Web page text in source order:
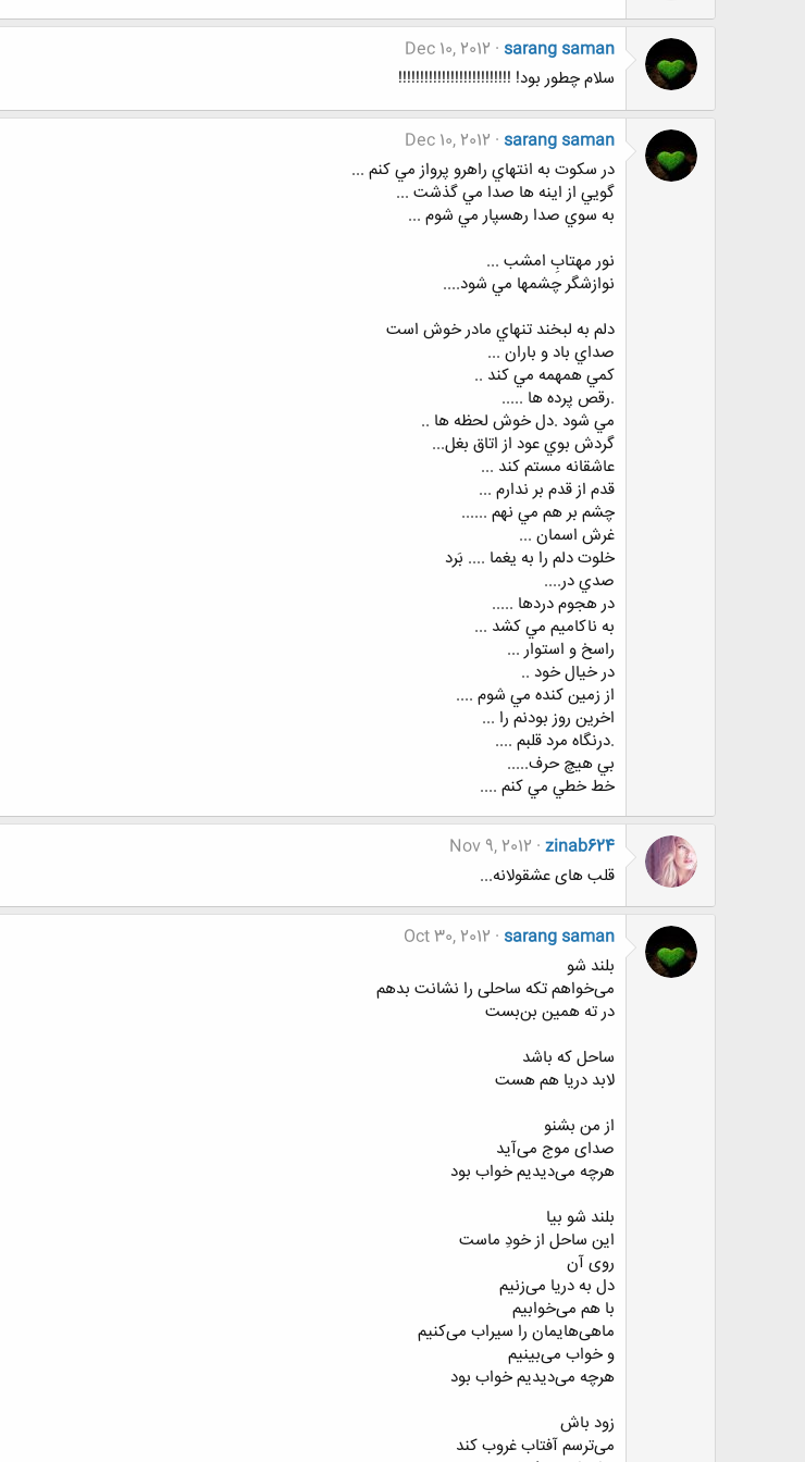
sarang saman
Dec 10, 2012
سلام چطور بود! !!!!!!!!!!!!!!!!!!!!!!!!!!
sarang saman
Dec 10, 2012
ﺩﺭ ﺳﻜﻮﺕ ﺑﻪ ﺍﻧﺘﻬﺎﻱ ﺭﺍﻫﺮﻭ ﭘﺮﻭﺍﺯ ﻣﻲ ﻛﻨﻢ ...
ﮔﻮﻳﻲ ﺍﺯ ﺍﻳﻨﻪ ﻫﺎ ﺻﺪﺍ ﻣﻲ ﮔﺬﺷﺖ ...
ﺑﻪ ﺳﻮﻱ ﺻﺪﺍ ﺭﻫﺴﭙﺎﺭ ﻣﻲ ﺷﻮﻡ ...
ﻧﻮﺭ ﻣﻬﺘﺎﺏِ ﺍﻣﺸﺐ ...
ﻧﻮﺍﺯﺷﮕﺮ ﭼﺸﻤﻬﺎ ﻣﻲ ﺷﻮﺩ....
ﺩﻟﻢ ﺑﻪ ﻟﺒﺨﻨﺪ ﺗﻨﻬﺎﻱ ﻣﺎﺩﺭ ﺧﻮﺵ ﺍﺳﺖ
ﺻﺪﺍﻱ ﺑﺎﺩ ﻭ ﺑﺎﺭﺍﻥ ...
ﻛﻤﻲ ﻫﻤﻬﻤﻪ ﻣﻲ ﻛﻨﺪ ..
.ﺭﻗﺺ ﭘﺮﺩﻩ ﻫﺎ .....
ﻣﻲ ﺷﻮﺩ .ﺩﻝ ﺧﻮﺵ ﻟﺤﻈﻪ ﻫﺎ ..
ﮔﺮﺩﺵ ﺑﻮﻱ ﻋﻮﺩ ﺍﺯ ﺍﺗﺎﻕ ﺑﻐﻞ...
ﻋﺎﺷﻘﺎﻧﻪ ﻣﺴﺘﻢ ﻛﻨﺪ ...
ﻗﺪﻡ ﺍﺯ ﻗﺪﻡ ﺑﺮ ﻧﺪﺍﺭﻡ ...
ﭼﺸﻢ ﺑﺮ ﻫﻢ ﻣﻲ ﻧﻬﻢ ......
ﻏﺮﺵ ﺍﺳﻤﺎﻥ ...
ﺧﻠﻮﺕ ﺩﻟﻢ ﺭﺍ ﺑﻪ ﻳﻐﻤﺎ .... ﺑَﺮﺩ
ﺻﺪﻱ ﺩﺭ....
ﺩﺭ ﻫﺠﻮﻡ ﺩﺭﺩﻫﺎ .....
ﺑﻪ ﻧﺎﻛﺎﻣﻴﻢ ﻣﻲ ﻛﺸﺪ ...
ﺭﺍﺳﺦ ﻭ ﺍﺳﺘﻮﺍﺭ ...
ﺩﺭ ﺧﻴﺎﻝ ﺧﻮﺩ ..
ﺍﺯ ﺯﻣﻴﻦ ﻛﻨﺪﻩ ﻣﻲ ﺷﻮﻡ ....
ﺍﺧﺮﻳﻦ ﺭﻭﺯ ﺑﻮﺩﻧﻢ ﺭﺍ ...
.ﺩﺭﻧﮕﺎﻩ ﻣﺮﺩ ﻗﻠﺒﻢ ....
ﺑﻲ ﻫﻴﭻ ﺣﺮﻑ.....
ﺧﻂ ﺧﻄﻲ ﻣﻲ ﻛﻨﻢ ....
zinab624
Nov 9, 2012
قلب های عشقولانه...
sarang saman
Oct 30, 2012
ﺑﻠﻨﺪ ﺷﻮ
ﻣﯽ‌ﺧﻮﺍﻫﻢ ﺗﮑﻪ ﺳﺎﺣﻠﯽ ﺭﺍ ﻧﺸﺎﻧﺖ ﺑﺪﻫﻢ
ﺩﺭ ﺗﻪ ﻫﻤﯿﻦ ﺑﻦ‌ﺑﺴﺖ
ﺳﺎﺣﻞ ﮐﻪ ﺑﺎﺷﺪ
ﻻ‌ﺑﺪ ﺩﺭﯾﺎ ﻫﻢ ﻫﺴﺖ
ﺍﺯ ﻣﻦ ﺑﺸﻨﻮ
ﺻﺪﺍﯼ ﻣﻮﺝ ﻣﯽ‌ﺁﯾﺪ
ﻫﺮﭼﻪ ﻣﯽ‌ﺩﯾﺪﯾﻢ ﺧﻮﺍﺏ ﺑﻮﺩ
ﺑﻠﻨﺪ ﺷﻮ ﺑﯿﺎ
ﺍﯾﻦ ﺳﺎﺣﻞ ﺍﺯ ﺧﻮﺩِ ﻣﺎﺳﺖ
ﺭﻭﯼ ﺁﻥ
ﺩﻝ ﺑﻪ ﺩﺭﯾﺎ ﻣﯽ‌ﺯﻧﯿﻢ
ﺑﺎ ﻫﻢ ﻣﯽ‌ﺧﻮﺍﺑﯿﻢ
ﻣﺎﻫﯽ‌ﻫﺎﯾﻤﺎﻥ ﺭﺍ ﺳﯿﺮﺍﺏ ﻣﯽ‌ﮐﻨﯿﻢ
ﻭ ﺧﻮﺍﺏ ﻣﯽ‌ﺑﯿﻨﯿﻢ
ﻫﺮﭼﻪ ﻣﯽ‌ﺩﯾﺪﯾﻢ ﺧﻮﺍﺏ ﺑﻮﺩ
ﺯﻭﺩ ﺑﺎﺵ
ﻣﯽ‌ﺗﺮﺳﻢ ﺁﻓﺘﺎﺏ ﻏﺮﻭﺏ ﮐﻨﺪ